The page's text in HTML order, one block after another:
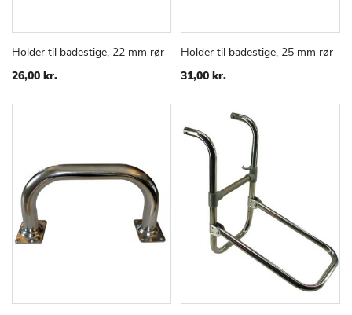
Læg i kurv
TILFØJ
LISTE
SAMMENLIGN
Holder til badestige, 22 mm rør
26,00 kr.
Læg i kurv
TILFØJ
LISTE
Holder til badestige, 25 mm rør
31,00 kr.